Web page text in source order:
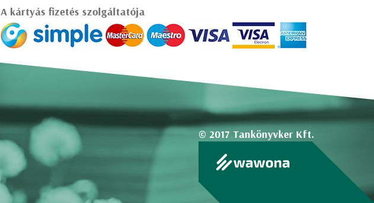
A kártyás fizetés szolgáltatója
© 2017 Tankönyvker Kft.